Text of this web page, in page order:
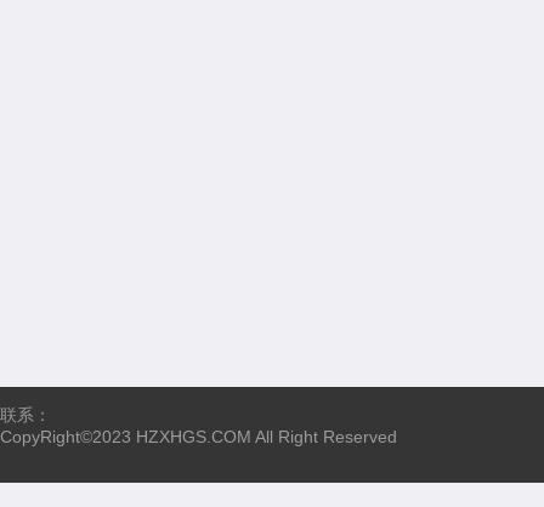
联系：
CopyRight©2023 HZXHGS.COM All Right Reserved